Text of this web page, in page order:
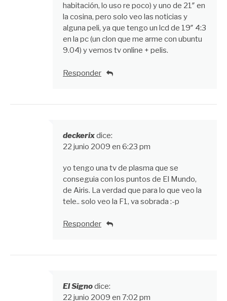
habitación, lo uso re poco) y uno de 21″ en
la cosina, pero solo veo las noticias y
alguna peli, ya que tengo un lcd de 19″ 4:3
en la pc (un clon que me arme con ubuntu
9.04) y vemos tv online + pelis.
Responder
deckerixdice:
22 junio 2009 en 6:23 pm
yo tengo una tv de plasma que se
conseguia con los puntos de El Mundo,
de Airis. La verdad que para lo que veo la
tele.. solo veo la F1, va sobrada :-p
Responder
El Signodice:
22 junio 2009 en 7:02 pm